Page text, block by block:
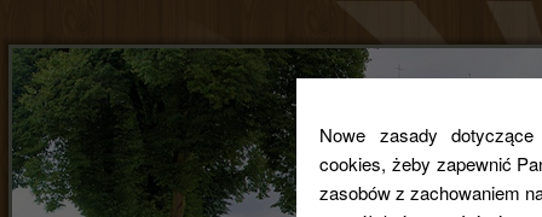
Nowe zasady
cookies, żeby zapewnić
zasobów z zachowaniem